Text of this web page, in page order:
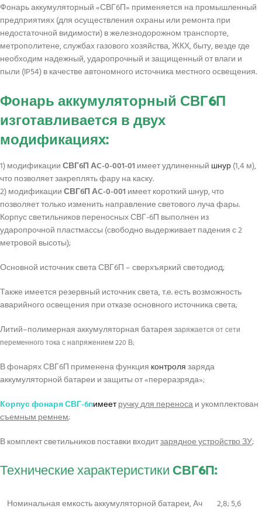
Фонарь аккумуляторный «СВГ6П» применяется на промышленный
предприятиях (для осуществления охраны или ремонта при
недостаточной видимости) в железнодорожном транспорте,
метрополитене, службах газового хозяйства, ЖКХ, быту, везде где
необходим надежный, ударопрочный и защищенный от влаги и
пыли (IP54) в качестве автономного источника местного освещения.
Фонарь аккумуляторный СВГ6П
изготавливается в двух
модификациях:
1) модификацииСВГ6П АC-0-001-01 имеет удлиненный шнур(1,4 м),
что позволяет закреплять фару на каску.
2) модификацииСВГ6П АC-0-001 имеет короткий шнур, что
позволяет только изменить направление светового луча фары.
Корпус светильников переносных СВГ-6П выполнен из
ударопрочной пластмассы (свободно выдерживает падения с 2
метровой высоты);
Основной источник света СВГ6П – сверхъяркий светодиод;
Также имеется резервный источник света, т.е. есть возможность
аварийного освещения при отказе основного источника света;
Литий–полимерная аккумуляторная батарея заряжается от сети
переменного тока с напряжением 220 В;
В фонарях СВГ6П применена функция контролязаряда
аккумуляторной батареи и защиты от «переразряда»;
Корпус фонаря СВГ-6пимеетручку для переносаи укомплектован
съемным ремнем;
В комплект светильников поставки входитзарядное устройство ЗУ;
Технические характеристикиСВГ6П:
Номинальная емкость аккумуляторной батареи, Ач 2,8; 5,6